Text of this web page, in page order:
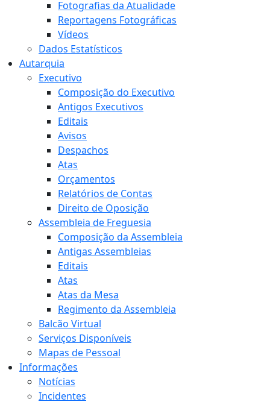
Fotografias da Atualidade
Reportagens Fotográficas
Vídeos
Dados Estatísticos
Autarquia
Executivo
Composição do Executivo
Antigos Executivos
Editais
Avisos
Despachos
Atas
Orçamentos
Relatórios de Contas
Direito de Oposição
Assembleia de Freguesia
Composição da Assembleia
Antigas Assembleias
Editais
Atas
Atas da Mesa
Regimento da Assembleia
Balcão Virtual
Serviços Disponíveis
Mapas de Pessoal
Informações
Notícias
Incidentes